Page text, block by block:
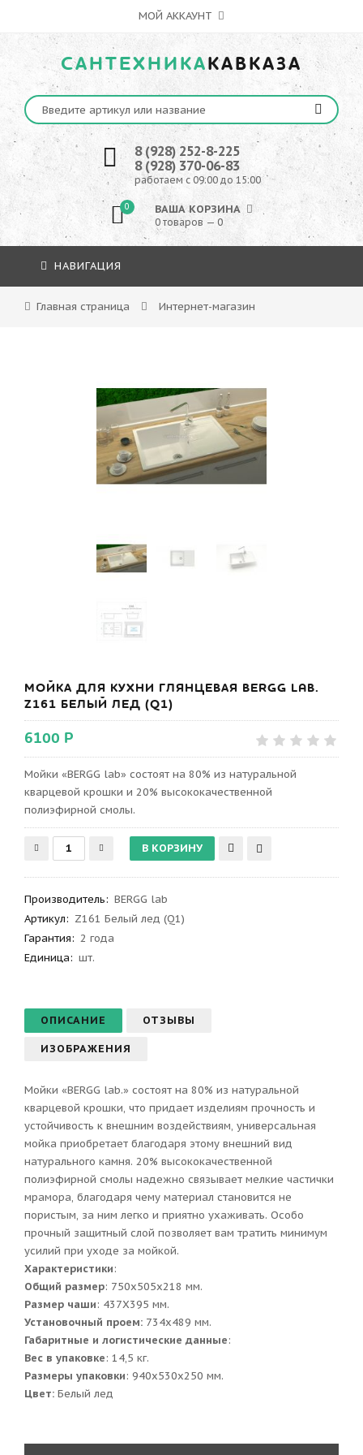
МОЙ АККАУНТ
САНТЕХНИКАКАВКАЗА
8 (928) 252-8-225
8 (928) 370-06-83
работаем с 09:00 до 15:00
0 ВАША КОРЗИНА
0 товаров — 0
НАВИГАЦИЯ
Главная страница Интернет-магазин
МОЙКА ДЛЯ КУХНИ ГЛЯНЦЕВАЯ BERGG LAB.
Z161 БЕЛЫЙ ЛЕД (Q1)
6100 Р
Мойки «BERGG lab» состоят на 80% из натуральной
кварцевой крошки и 20% высококачественной
полиэфирной смолы.
Производитель: BERGG lab
Артикул: Z161 Белый лед (Q1)
Гарантия: 2 года
Единица: шт.
ОПИСАНИЕ ОТЗЫВЫ
ИЗОБРАЖЕНИЯ
Мойки «BERGG lab.» состоят на 80% из натуральной
кварцевой крошки, что придает изделиям прочность и
устойчивость к внешним воздействиям, универсальная
мойка приобретает благодаря этому внешний вид
натурального камня. 20% высококачественной
полиэфирной смолы надежно связывает мелкие частички
мрамора, благодаря чему материал становится не
пористым, за ним легко и приятно ухаживать. Особо
прочный защитный слой позволяет вам тратить минимум
усилий при уходе за мойкой.
Характеристики:
Общий размер: 750х505x218 мм.
Размер чаши: 437Х395 мм.
Установочный проем: 734x489 мм.
Габаритные и логистические данные:
Вес в упаковке: 14,5 кг.
Размеры упаковки: 940x530x250 мм.
Цвет: Белый лед